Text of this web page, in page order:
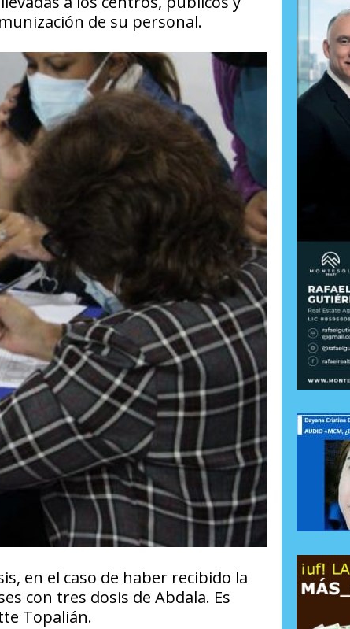
de su personal.
en el caso de haber recibido la
con tres dosis de Abdala. Es
Topalián.